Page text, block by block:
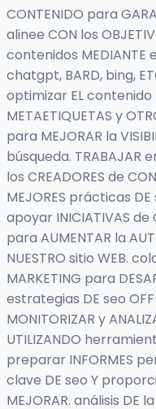
CONTENIDO para
alinee CON los
contenidos MEDIANTE
chatgpt, BARD, bing,
optimizar EL contenido
METAETIQUETAS y
para MEJORAR la
búsqueda. TRABAJAR
los CREADORES de
MEJORES prácticas DE
apoyar INICIATIVAS de
para AUMENTAR la
NUESTRO sitio WEB.
MARKETING para
estrategias DE seo
MONITORIZAR y
UTILIZANDO
preparar INFORMES
clave DE seo Y
MEJORAR. análisis DE